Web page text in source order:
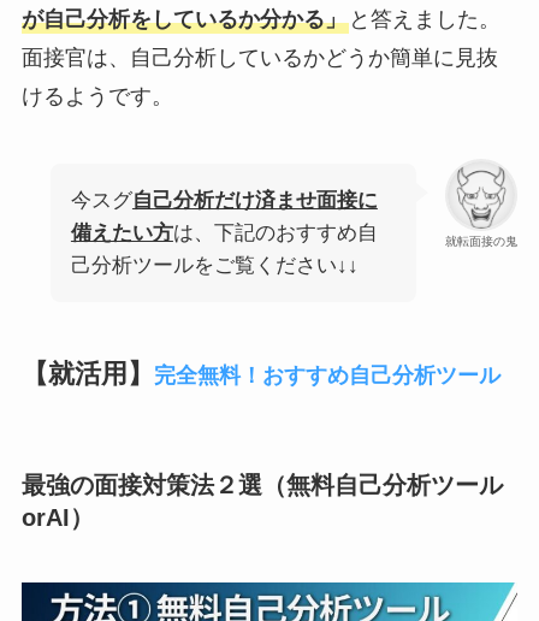
が自己分析をしているか分かる」と答えました。
面接官は、自己分析しているかどうか簡単に見抜
けるようです。
就転面接の鬼
今スグ自己分析だけ済ませ面接に
備えたい方は、下記のおすすめ自
己分析ツールをご覧ください↓↓
【就活用】 完全無料！おすすめ自己分析ツール
最強の面接対策法２選（無料自己分析ツール
orAI）